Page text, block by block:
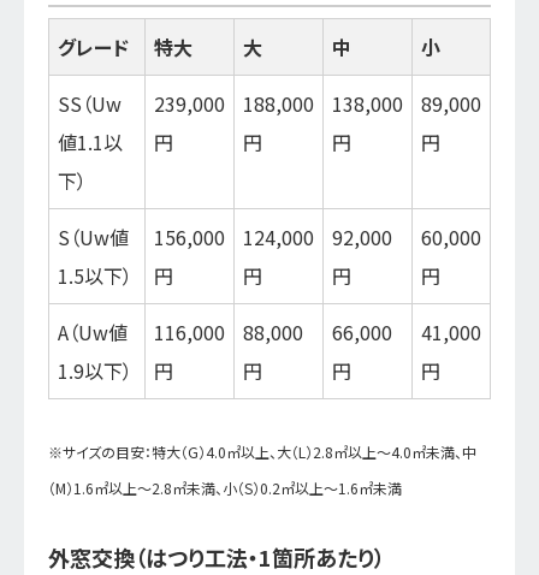
グレード 特大 大 中
小
SS（Uw
値1.1以
下）
239,000
円
188,000
円
138,000
円
89,000
円
S（Uw値
1.5以下）
156,000
円
124,000
円
92,000
円
60,000
円
A（Uw値
1.9以下）
116,000
円
88,000
円
66,000
円
41,000
円
※サイズの目安：特大（G）4.0㎡以上、大（L）2.8㎡以上～4.0㎡未満、中
（M）1.6㎡以上～2.8㎡未満、小（S）0.2㎡以上～1.6㎡未満
外窓交換（はつり工法・1箇所あたり）